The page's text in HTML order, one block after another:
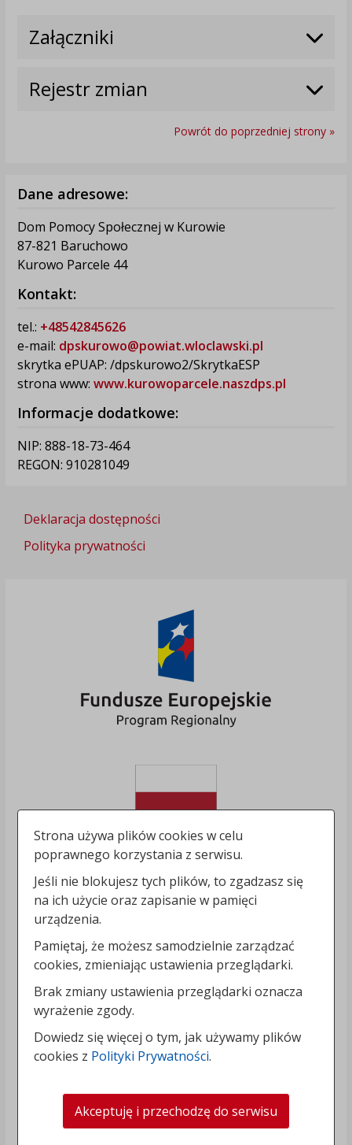
Załączniki
Rejestr zmian
Powrót do poprzedniej strony »
Dane adresowe:
Dom Pomocy Społecznej w Kurowie
87-821 Baruchowo
Kurowo Parcele 44
Kontakt:
tel.: +48542845626
e-mail: dpskurowo@powiat.wloclawski.pl
skrytka ePUAP: /dpskurowo2/SkrytkaESP
strona www: www.kurowoparcele.naszdps.pl
Informacje dodatkowe:
NIP: 888-18-73-464
REGON: 910281049
Deklaracja dostępności
Polityka prywatności
Strona używa plików cookies w celu
poprawnego korzystania z serwisu.
Jeśli nie blokujesz tych plików, to zgadzasz się
na ich użycie oraz zapisanie w pamięci
urządzenia.
Pamiętaj, że możesz samodzielnie zarządzać
cookies, zmieniając ustawienia przeglądarki.
Brak zmiany ustawienia przeglądarki oznacza
wyrażenie zgody.
Dowiedz się więcej o tym, jak używamy plików
cookies z Polityki Prywatności.
Akceptuję i przechodzę do serwisu